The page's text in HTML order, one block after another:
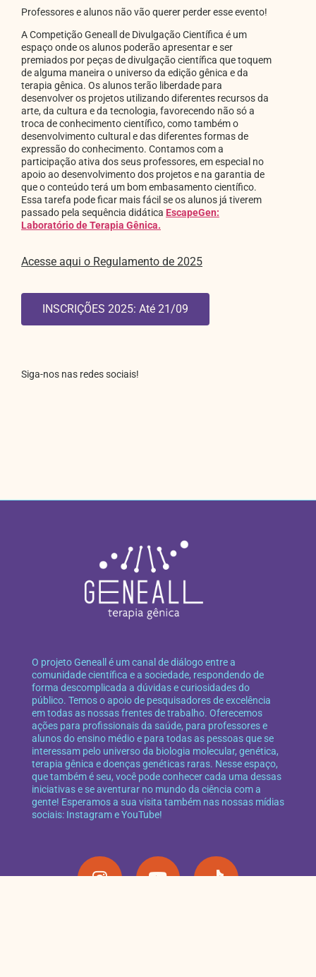
Professores e alunos não vão querer perder esse evento!
A Competição Geneall de Divulgação Científica é um
espaço onde os alunos poderão apresentar e ser
premiados por peças de divulgação científica que toquem
de alguma maneira o universo da edição gênica e da
terapia gênica. Os alunos terão liberdade para
desenvolver os projetos utilizando diferentes recursos da
arte, da cultura e da tecnologia, favorecendo não só a
troca de conhecimento científico, como também o
desenvolvimento cultural e das diferentes formas de
expressão do conhecimento. Contamos com a
participação ativa dos seus professores, em especial no
apoio ao desenvolvimento dos projetos e na garantia de
que o conteúdo terá um bom embasamento científico.
Essa tarefa pode ficar mais fácil se os alunos já tiverem
passado pela sequência didática EscapeGen:
Laboratório de Terapia Gênica.
Acesse aqui o Regulamento de 2025
INSCRIÇÕES 2025: Até 21/09
Siga-nos nas redes sociais!
O projeto Geneall é um canal de diálogo entre a
comunidade científica e a sociedade, respondendo de
forma descomplicada a dúvidas e curiosidades do
público. Temos o apoio de pesquisadores de excelência
em todas as nossas frentes de trabalho. Oferecemos
ações para profissionais da saúde, para professores e
alunos do ensino médio e para todas as pessoas que se
interessam pelo universo da biologia molecular, genética,
terapia gênica e doenças genéticas raras. Nesse espaço,
que também é seu, você pode conhecer cada uma dessas
iniciativas e se aventurar no mundo da ciência com a
gente! Esperamos a sua visita também nas nossas mídias
sociais: Instagram e YouTube!